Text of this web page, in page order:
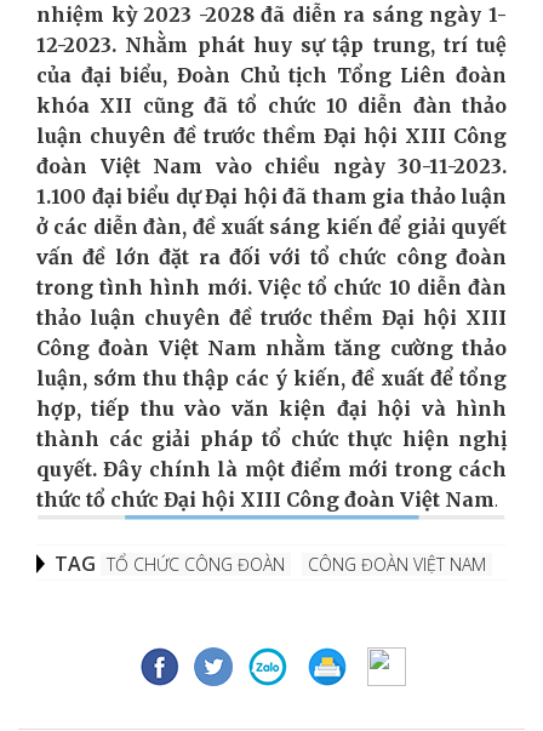
nhiệm kỳ 2023 -2028 đã diễn ra sáng ngày 1-
12-2023. Nhằm phát huy sự tập trung, trí tuệ
của đại biểu, Đoàn Chủ tịch Tổng Liên đoàn
khóa XII cũng đã tổ chức 10 diễn đàn thảo
luận chuyên đề trước thềm Đại hội XIII Công
đoàn Việt Nam vào chiều ngày 30-11-2023.
1.100 đại biểu dự Đại hội đã tham gia thảo luận
ở các diễn đàn, đề xuất sáng kiến để giải quyết
vấn đề lớn đặt ra đối với tổ chức công đoàn
trong tình hình mới. Việc tổ chức 10 diễn đàn
thảo luận chuyên đề trước thềm Đại hội XIII
Công đoàn Việt Nam nhằm tăng cường thảo
luận, sớm thu thập các ý kiến, đề xuất để tổng
hợp, tiếp thu vào văn kiện đại hội và hình
thành các giải pháp tổ chức thực hiện nghị
quyết. Đây chính là một điểm mới trong cách
thức tổ chức Đại hội XIII Công đoàn Việt Nam.
TAG TỔ CHỨC CÔNG ĐOÀN CÔNG ĐOÀN VIỆT NAM